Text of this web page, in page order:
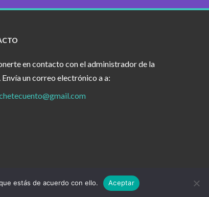
en contacto con el administrador de la
Envía un correo electrónico a a:
estás de acuerdo con ello. Aceptar